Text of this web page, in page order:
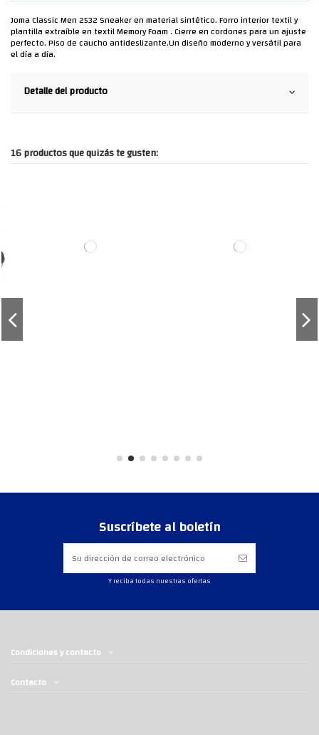
Joma Classic Men 2532 Sneaker en material sintético. Forro interior textil y
plantilla extraíble en textil Memory Foam . Cierre en cordones para un ajuste
perfecto. Piso de caucho antideslizante.Un diseño moderno y versátil para
el día a día.
Detalle del producto
16 productos que quizás te gusten:
Suscríbete al boletín
Y reciba todas nuestras ofertas
Condiciones y contacto
Contacto